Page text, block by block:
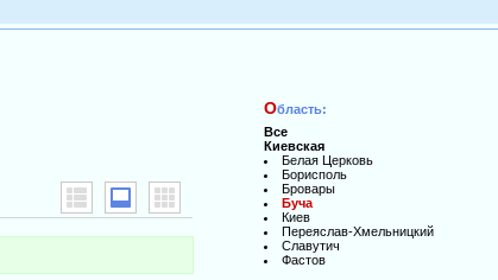
Область:
Все
Киевская
Белая Церковь
Борисполь
Бровары
Буча
Киев
Переяслав-Хмельницкий
Славутич
Фастов